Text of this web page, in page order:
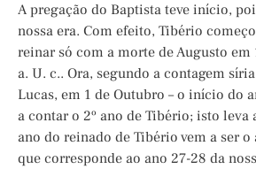
A pregação do Baptista teve início,
nossa era. Com efeito, Tibério
reinar só com a morte de Augusto em
a. U. c.. Ora, segundo a contagem
Lucas, em 1 de Outubro – o início do
a contar o 2º ano de Tibério; isto leva
ano do reinado de Tibério vem a ser o
que corresponde ao ano 27-28 da